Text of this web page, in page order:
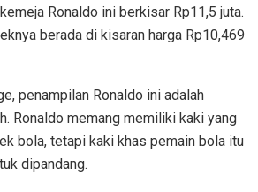
Ronaldo ini berkisar Rp11,5 juta.
berada di kisaran harga Rp10,469
penampilan Ronaldo ini adalah
Ronaldo memang memiliki kaki yang
bola, tetapi kaki khas pemain bola itu
dipandang.